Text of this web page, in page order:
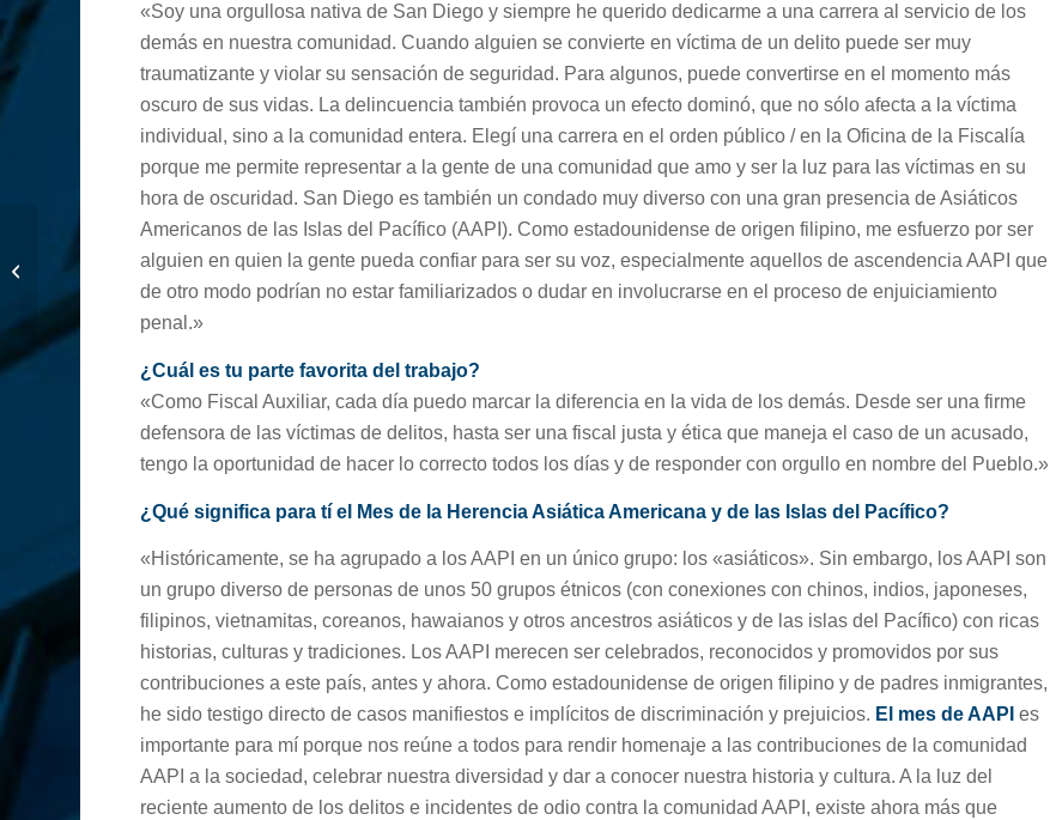
«Soy una orgullosa nativa de San Diego y siempre he querido dedicarme a una carrera al servicio de los
demás en nuestra comunidad. Cuando alguien se convierte en víctima de un delito puede ser muy
traumatizante y violar su sensación de seguridad. Para algunos, puede convertirse en el momento más
oscuro de sus vidas. La delincuencia también provoca un efecto dominó, que no sólo afecta a la víctima
individual, sino a la comunidad entera. Elegí una carrera en el orden público / en la Oficina de la Fiscalía
porque me permite representar a la gente de una comunidad que amo y ser la luz para las víctimas en su
hora de oscuridad. San Diego es también un condado muy diverso con una gran presencia de Asiáticos
Americanos de las Islas del Pacífico (AAPI). Como estadounidense de origen filipino, me esfuerzo por ser
alguien en quien la gente pueda confiar para ser su voz, especialmente aquellos de ascendencia AAPI que
de otro modo podrían no estar familiarizados o dudar en involucrarse en el proceso de enjuiciamiento
penal.»
¿Cuál es tu parte favorita del trabajo?
«Como Fiscal Auxiliar, cada día puedo marcar la diferencia en la vida de los demás. Desde ser una firme
defensora de las víctimas de delitos, hasta ser una fiscal justa y ética que maneja el caso de un acusado,
tengo la oportunidad de hacer lo correcto todos los días y de responder con orgullo en nombre del Pueblo.»
¿Qué significa para tí el Mes de la Herencia Asiática Americana y de las Islas del Pacífico?
«Históricamente, se ha agrupado a los AAPI en un único grupo: los «asiáticos». Sin embargo, los AAPI son
un grupo diverso de personas de unos 50 grupos étnicos (con conexiones con chinos, indios, japoneses,
filipinos, vietnamitas, coreanos, hawaianos y otros ancestros asiáticos y de las islas del Pacífico) con ricas
historias, culturas y tradiciones. Los AAPI merecen ser celebrados, reconocidos y promovidos por sus
contribuciones a este país, antes y ahora. Como estadounidense de origen filipino y de padres inmigrantes,
he sido testigo directo de casos manifiestos e implícitos de discriminación y prejuicios. El mes de AAPI es
importante para mí porque nos reúne a todos para rendir homenaje a las contribuciones de la comunidad
AAPI a la sociedad, celebrar nuestra diversidad y dar a conocer nuestra historia y cultura. A la luz del
reciente aumento de los delitos e incidentes de odio contra la comunidad AAPI, existe ahora más que
Voluntaria del Año de
One Safe Place